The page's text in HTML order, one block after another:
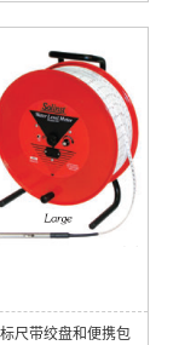
尺带绞盘和便携包